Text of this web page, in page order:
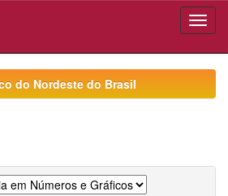
do Nordeste do Brasil